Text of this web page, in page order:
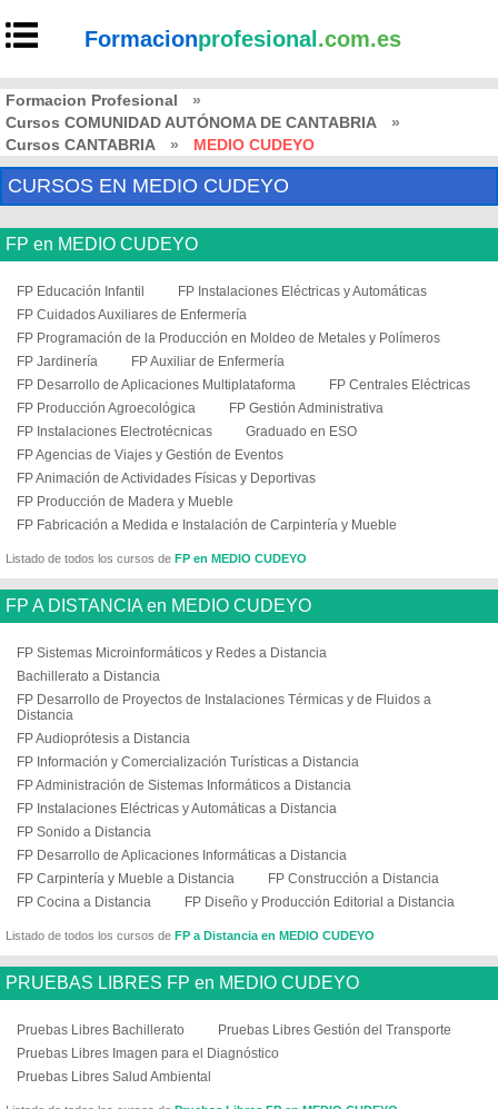
Formacionprofesional .com.es
Formacion Profesional
»
Cursos COMUNIDAD AUTÓNOMA DE CANTABRIA
»
Cursos CANTABRIA
» MEDIO CUDEYO
CURSOS EN MEDIO CUDEYO
FP en MEDIO CUDEYO
FP Educación Infantil
FP Instalaciones Eléctricas y Automáticas
FP Cuidados Auxiliares de Enfermería
FP Programación de la Producción en Moldeo de Metales y Polímeros
FP Jardinería
FP Auxiliar de Enfermería
FP Desarrollo de Aplicaciones Multiplataforma
FP Centrales Eléctricas
FP Producción Agroecológica
FP Gestión Administrativa
FP Instalaciones Electrotécnicas
Graduado en ESO
FP Agencias de Viajes y Gestión de Eventos
FP Animación de Actividades Físicas y Deportivas
FP Producción de Madera y Mueble
FP Fabricación a Medida e Instalación de Carpintería y Mueble
Listado de todos los cursos de FP en MEDIO CUDEYO
FP A DISTANCIA en MEDIO CUDEYO
FP Sistemas Microinformáticos y Redes a Distancia
Bachillerato a Distancia
FP Desarrollo de Proyectos de Instalaciones Térmicas y de Fluidos a
Distancia
FP Audioprótesis a Distancia
FP Información y Comercialización Turísticas a Distancia
FP Administración de Sistemas Informáticos a Distancia
FP Instalaciones Eléctricas y Automáticas a Distancia
FP Sonido a Distancia
FP Desarrollo de Aplicaciones Informáticas a Distancia
FP Carpintería y Mueble a Distancia
FP Construcción a Distancia
FP Cocina a Distancia
FP Diseño y Producción Editorial a Distancia
Listado de todos los cursos de FP a Distancia en MEDIO CUDEYO
PRUEBAS LIBRES FP en MEDIO CUDEYO
Pruebas Libres Bachillerato
Pruebas Libres Gestión del Transporte
Pruebas Libres Imagen para el Diagnóstico
Pruebas Libres Salud Ambiental